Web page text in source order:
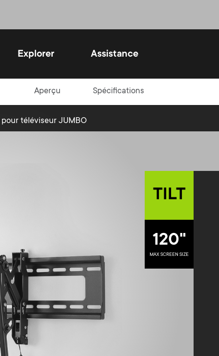
Explorer
un avenir
nous réévalions
nos procédés
notre manière de
d'aider à protéger
dans lequel nous
Assistance
Aperçu Spécifications
téléviseur JUMBO
TILT
120"
MAX SCREEN SIZE